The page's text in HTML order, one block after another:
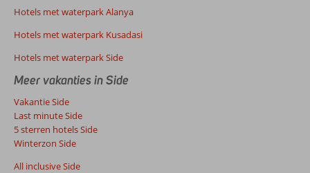
Hotels met waterpark Alanya
Hotels met waterpark Kusadasi
Hotels met waterpark Side
Meer vakanties in Side
Vakantie Side
Last minute Side
5 sterren hotels Side
Winterzon Side
All inclusive Side